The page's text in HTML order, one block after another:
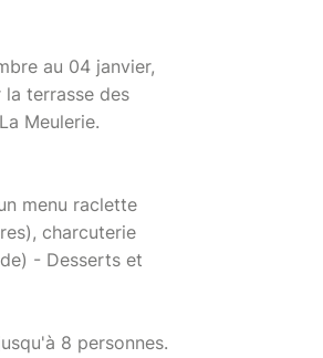
au 04 janvier,
terrasse des
Meulerie.
menu raclette
charcuterie
- Desserts et
8 personnes.